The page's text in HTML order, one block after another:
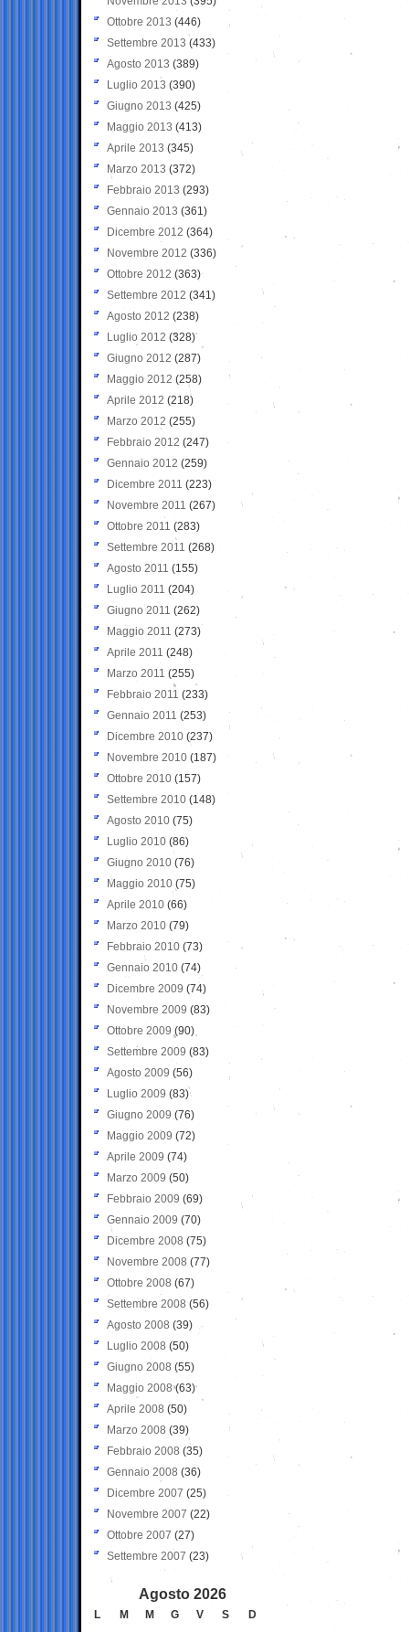
Ottobre 2013 (446)
Settembre 2013 (433)
Agosto 2013 (389)
Luglio 2013 (390)
Giugno 2013 (425)
Maggio 2013 (413)
Aprile 2013 (345)
Marzo 2013 (372)
Febbraio 2013 (293)
Gennaio 2013 (361)
Dicembre 2012 (364)
Novembre 2012 (336)
Ottobre 2012 (363)
Settembre 2012 (341)
Agosto 2012 (238)
Luglio 2012 (328)
Giugno 2012 (287)
Maggio 2012 (258)
Aprile 2012 (218)
Marzo 2012 (255)
Febbraio 2012 (247)
Gennaio 2012 (259)
Dicembre 2011 (223)
Novembre 2011 (267)
Ottobre 2011 (283)
Settembre 2011 (268)
Agosto 2011 (155)
Luglio 2011 (204)
Giugno 2011 (262)
Maggio 2011 (273)
Aprile 2011 (248)
Marzo 2011 (255)
Febbraio 2011 (233)
Gennaio 2011 (253)
Dicembre 2010 (237)
Novembre 2010 (187)
Ottobre 2010 (157)
Settembre 2010 (148)
Agosto 2010 (75)
Luglio 2010 (86)
Giugno 2010 (76)
Maggio 2010 (75)
Aprile 2010 (66)
Marzo 2010 (79)
Febbraio 2010 (73)
Gennaio 2010 (74)
Dicembre 2009 (74)
Novembre 2009 (83)
Ottobre 2009 (90)
Settembre 2009 (83)
Agosto 2009 (56)
Luglio 2009 (83)
Giugno 2009 (76)
Maggio 2009 (72)
Aprile 2009 (74)
Marzo 2009 (50)
Febbraio 2009 (69)
Gennaio 2009 (70)
Dicembre 2008 (75)
Novembre 2008 (77)
Ottobre 2008 (67)
Settembre 2008 (56)
Agosto 2008 (39)
Luglio 2008 (50)
Giugno 2008 (55)
Maggio 2008(63)
Aprile 2008 (50)
Marzo 2008 (39)
Febbraio 2008 (35)
Gennaio 2008 (36)
Dicembre 2007 (25)
Novembre 2007 (22)
Ottobre 2007 (27)
Settembre 2007 (23)
Agosto 2026
L M M G V S
D